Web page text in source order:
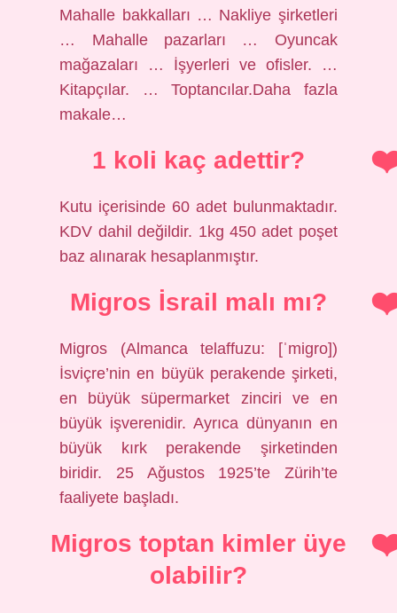
Mahalle bakkalları … Nakliye şirketleri
… Mahalle pazarları … Oyuncak
mağazaları … İşyerleri ve ofisler. …
Kitapçılar. … Toptancılar.Daha fazla
makale…
1 koli kaç adettir?
Kutu içerisinde 60 adet bulunmaktadır.
KDV dahil değildir. 1kg 450 adet poşet
baz alınarak hesaplanmıştır.
Migros İsrail malı mı?
Migros (Almanca telaffuzu: [ˈmiɡro])
İsviçre’nin en büyük perakende şirketi,
en büyük süpermarket zinciri ve en
büyük işverenidir. Ayrıca dünyanın en
büyük kırk perakende şirketinden
biridir. 25 Ağustos 1925’te Zürih’te
faaliyete başladı.
Migros toptan kimler üye
olabilir?